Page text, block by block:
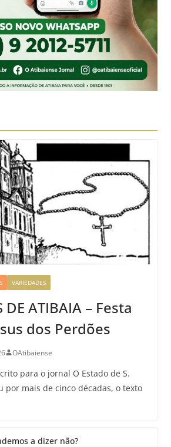
VARIEDADES
DE ATIBAIA – Festa
dos Perdões
OAtibaiense
para o jornal O Estado de S.
por mais de cinco décadas, o texto
a dizer não?